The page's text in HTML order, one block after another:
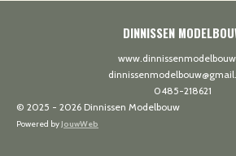
DINNISSEN
0485-218621
© 2025 - 2026 Dinnissen Modelbouw
Powered byJouwWeb